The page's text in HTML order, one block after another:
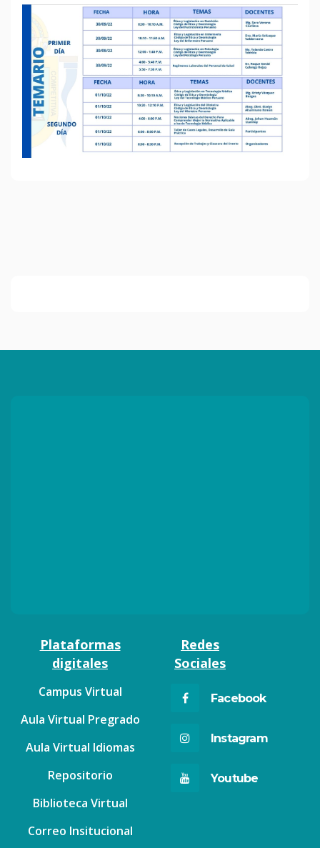
Plataformas
digitales
Campus Virtual
Aula Virtual Pregrado
Aula Virtual Idiomas
Repositorio
Biblioteca Virtual
Correo Insitucional
Redes
Sociales
Facebook
Instagram
Youtube